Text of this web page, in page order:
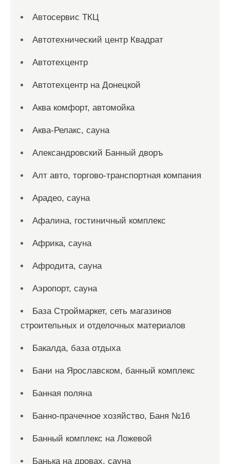
Автосервис ТКЦ
Автотехнический центр Квадрат
Автотехцентр
Автотехцентр на Донецкой
Аква комфорт, автомойка
Аква-Релакс, сауна
Александровский Банный дворъ
Алт авто, торгово-транспортная компания
Арадео, сауна
Афалина, гостиничный комплекс
Африка, сауна
Афродита, сауна
Аэропорт, сауна
База Строймаркет, сеть магазинов
строительных и отделочных материалов
Бакалда, база отдыха
Бани на Ярославском, банный комплекс
Банная поляна
Банно-прачечное хозяйство, Баня №16
Банный комплекс на Ложевой
Банька на дровах, сауна